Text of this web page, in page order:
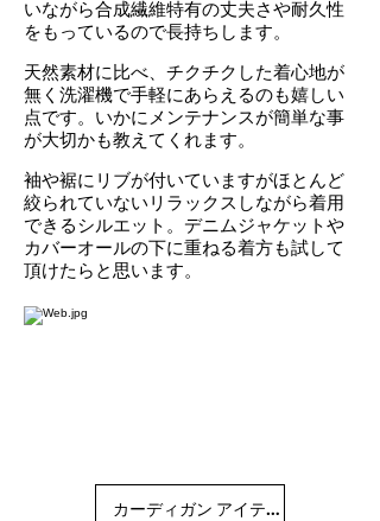
いながら合成繊維特有の丈夫さや耐久性
をもっているので長持ちします。
天然素材に比べ、チクチクした着心地が
無く洗濯機で手軽にあらえるのも嬉しい
点です。いかにメンテナンスが簡単な事
が大切かも教えてくれます。
袖や裾にリブが付いていますがほとんど
絞られていないリラックスしながら着用
できるシルエット。デニムジャケットや
カバーオールの下に重ねる着方も試して
頂けたらと思います。
カーディガン アイテム一覧はこちら